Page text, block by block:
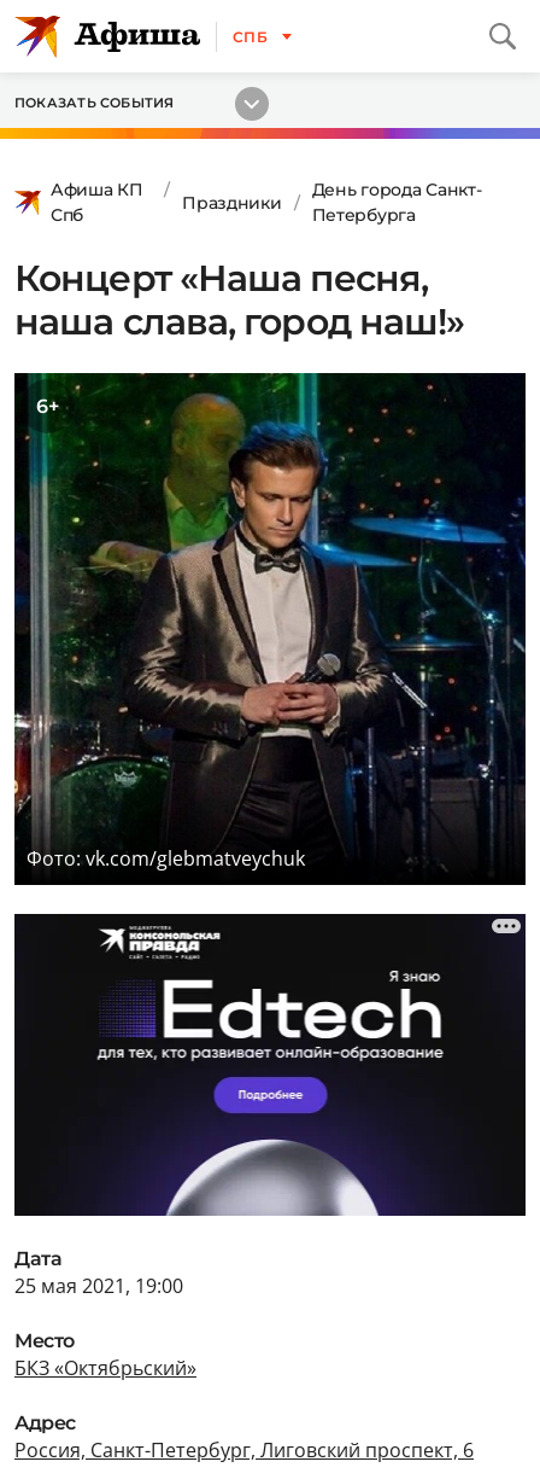
СПБ
ПОКАЗАТЬ СОБЫТИЯ
Афиша КП
Спб
Праздники
День города Санкт-
Петербурга
Концерт «Наша песня,
наша слава, город наш!»
6+
Фото: vk.com/glebmatveychuk
Дата
25 мая 2021, 19:00
Место
БКЗ «Октябрьский»
Адрес
Россия, Санкт-Петербург, Лиговский проспект, 6